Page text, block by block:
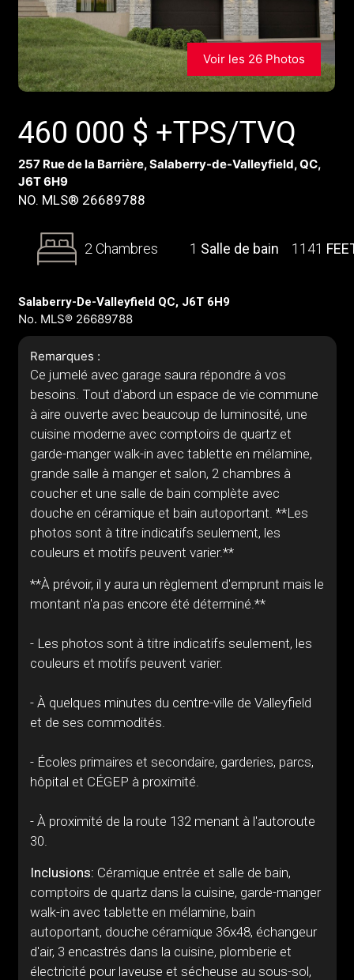
Voir les 26 Photos
460 000 $ +TPS/TVQ
257 Rue de la Barrière, Salaberry-de-Valleyfield, QC,
J6T 6H9
NO. MLS® 26689788
2 Chambres 1 Salle de bain 1141
Salaberry-De-Valleyfield QC, J6T 6H9
No. MLS® 26689788
Remarques :
Ce jumelé avec garage saura répondre à vos
besoins. Tout d'abord un espace de vie commune
à aire ouverte avec beaucoup de luminosité, une
cuisine moderne avec comptoirs de quartz et
garde-manger walk-in avec tablette en mélamine,
grande salle à manger et salon, 2 chambres à
coucher et une salle de bain complète avec
douche en céramique et bain autoportant. **Les
photos sont à titre indicatifs seulement, les
couleurs et motifs peuvent varier.**
**À prévoir, il y aura un règlement d'emprunt mais le
montant n'a pas encore été déterminé.**
- Les photos sont à titre indicatifs seulement, les
couleurs et motifs peuvent varier.
- À quelques minutes du centre-ville de Valleyfield
et de ses commodités.
- Écoles primaires et secondaire, garderies, parcs,
hôpital et CÉGEP à proximité.
- À proximité de la route 132 menant à l'autoroute
30.
Inclusions: Céramique entrée et salle de bain,
comptoirs de quartz dans la cuisine, garde-manger
walk-in avec tablette en mélamine, bain
autoportant, douche céramique 36x48, échangeur
d'air, 3 encastrés dans la cuisine, plomberie et
électricité pour laveuse et sécheuse au sous-sol,